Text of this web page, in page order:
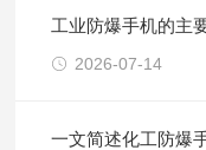
工业防爆手机的主
2026-07-14
一文简述化工防爆